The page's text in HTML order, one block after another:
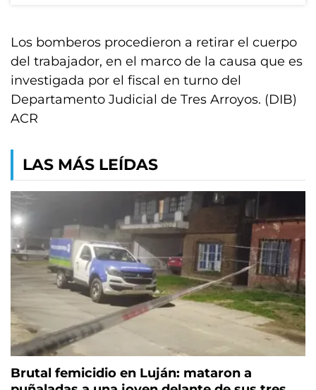
Los bomberos procedieron a retirar el cuerpo
del trabajador, en el marco de la causa que es
investigada por el fiscal en turno del
Departamento Judicial de Tres Arroyos. (DIB)
ACR
LAS MÁS LEÍDAS
Brutal femicidio en Luján: mataron a